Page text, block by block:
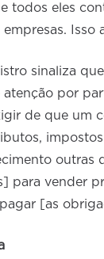
todos eles
Isso
sinaliza
atenção por
de que um
outras
para vender
[as